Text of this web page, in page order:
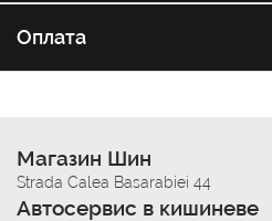
Оплата
Магазин Шин
Strada Calea Basarabiei 44
Автосервис в кишиневе